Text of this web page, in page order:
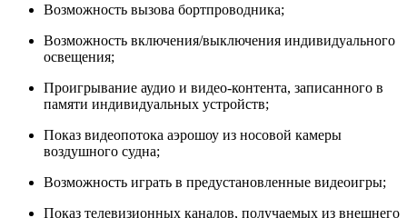
Возможность вызова бортпроводника;
Возможность включения/выключения индивидуального
освещения;
Проигрывание аудио и видео-контента, записанного в
памяти индивидуальных устройств;
Показ видеопотока аэрошоу из носовой камеры
воздушного судна;
Возможность играть в предустановленные видеоигры;
Показ телевизионных каналов, получаемых из внешнего